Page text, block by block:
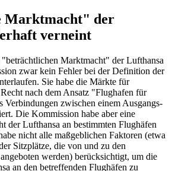
Marktmacht" der
verneint
"beträchtlichen Marktmacht" der Lufthansa
zwar kein Fehler bei der Definition der
Sie habe die Märkte für
nach dem Ansatz "Flughafen für
Verbindungen zwischen einem Ausgangs-
Die Kommission habe aber eine
der Lufthansa an bestimmten Flughäfen
nicht alle maßgeblichen Faktoren (etwa
Sitzplätze, die von und zu den
werden) berücksichtigt, um die
an den betreffenden Flughäfen zu